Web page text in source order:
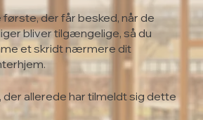
første, der får besked, når de
bliver tilgængelige, så du
et skridt nærmere dit
allerede har tilmeldt sig dette